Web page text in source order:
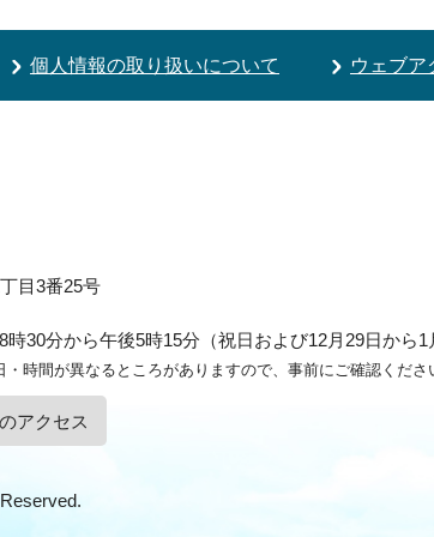
個人情報の取り扱いについて ウェブア
目3番25号
30分から午後5時15分（祝日および12月29日から1
時間が異なるところがありますので、事前にご確認くださ
アクセス